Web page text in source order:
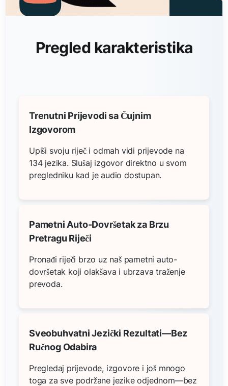
Pregled karakteristika
Trenutni Prijevodi sa Čujnim
Izgovorom
Upiši svoju riječ i odmah vidi prijevode na
134 jezika. Slušaj izgovor direktno u svom
pregledniku kad je audio dostupan.
Pametni Auto-Dovršetak za Brzu
Pretragu Riječi
Pronađi riječi brzo uz naš pametni auto-
dovršetak koji olakšava i ubrzava traženje
prevoda.
Sveobuhvatni Jezički Rezultati—Bez
Ručnog Odabira
Pregledaj prijevode, izgovore i još mnogo
toga za sve podržane jezike odjednom—bez